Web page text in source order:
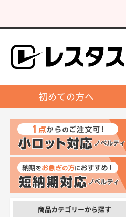
初めての方へ
商品カテゴリーから探す